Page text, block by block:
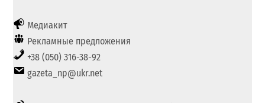
Медиакит
Рекламные предложения
+38 (050) 316-38-92
gazeta_np@ukr.net